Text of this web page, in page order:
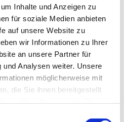
Inhalte und Anzeigen zu
für soziale Medien anbieten
auf unsere Website zu
wir Informationen zu Ihrer
an unsere Partner für
Analysen weiter. Unsere
möglicherweise mit
die Sie ihnen bereitgestellt
wir in Bergen an der
wir die Heiligen
gab es Bratwurst, Salate
Zeit, für Gespräche und
endete in Bergen mit
nur die Wallfahrt an sich,
Aktion.